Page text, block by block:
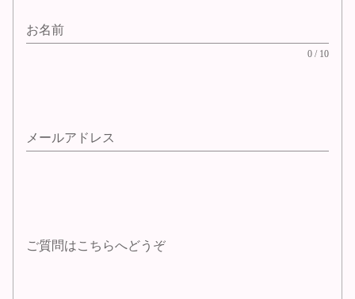
お名前
0 / 10
メールアドレス
ご質問はこちらへどうぞ